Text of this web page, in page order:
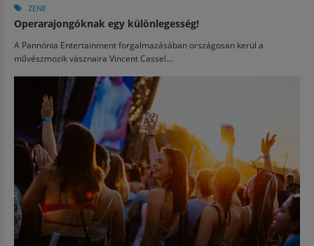
ZENE
Operarajongóknak egy különlegesség!
A Pannónia Entertainment forgalmazásában országosan kerül a
művészmozik vásznaira Vincent Cassel...